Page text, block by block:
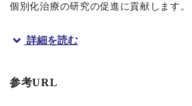
個別化治療の研究の促進に貢献します。
研究の背景
近年、個人のゲノム情報に適した効果
詳細を読む
参考URL